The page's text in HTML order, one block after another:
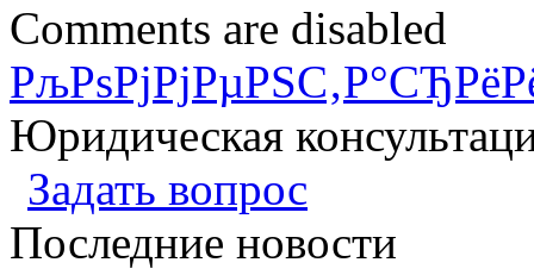
Comments are disabled
Юридическая
Задать вопрос
Последние новости